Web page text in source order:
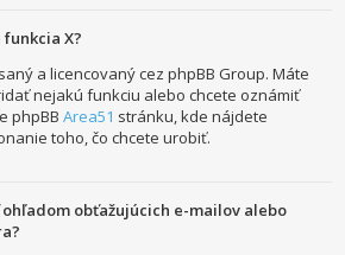
X?
a licencovaný cez phpBB Group. Máte
nejakú funkciu alebo chcete oznámiť
phpBBArea51 stránku, kde nájdete
toho, čo chcete urobiť.
obťažujúcich e-mailov alebo